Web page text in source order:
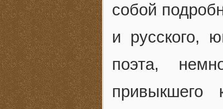
собой
и русского,
поэта,
привыкшего